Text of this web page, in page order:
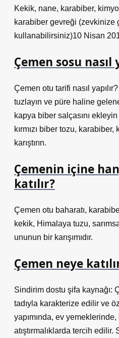
Kekik, nane, karabiber,
karabiber gevreği (zevkinize
kullanabilirsiniz)10 Nisan
Çemen sosu nasıl
Çemen otu tarifi nasıl
tuzlayın ve püre haline
kapya biber salçasını ekleyin
kırmızı biber tozu,
karıştırın.
Çemenin içine
katılır?
Çemen otu baharatı,
kekik, Himalaya tuzu,
ununun bir karışımıdır.
Çemen neye
Sindirim dostu şifa kaynağı:
tadıyla karakterize edilir ve
yapımında, ev
atıştırmalıklarda tercih edilir.